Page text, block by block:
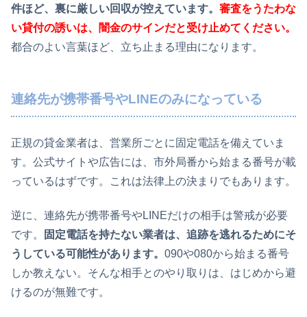
件ほど、裏に厳しい回収が控えています。 審査をうたわな
い貸付の誘いは、闇金のサインだと受け止めてください。
都合のよい言葉ほど、立ち止まる理由になります。
連絡先が携帯番号やLINEのみになっている
正規の貸金業者は、営業所ごとに固定電話を備えていま
す。公式サイトや広告には、市外局番から始まる番号が載
っているはずです。これは法律上の決まりでもあります。
逆に、連絡先が携帯番号やLINEだけの相手は警戒が必要
です。
固定電話を持たない業者は、追跡を逃れるためにそ
うしている可能性があります。 090や080から始まる番号
しか教えない。そんな相手とのやり取りは、はじめから避
けるのが無難です。